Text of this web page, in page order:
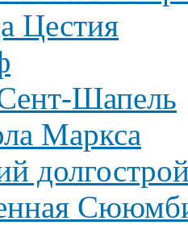
Цестия
Шапель
Маркса